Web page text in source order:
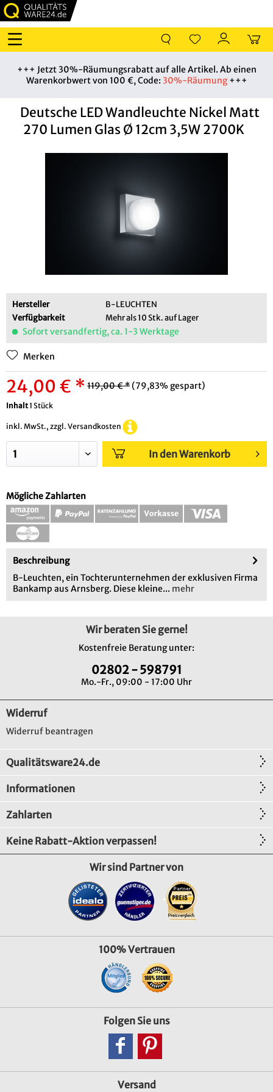
+++ Jetzt 30%-Räumungsrabatt auf alle Artikel. Ab einen
Warenkorbwert von 100 €, Code: 30%-Räumung+++
Deutsche LED Wandleuchte Nickel Matt
270 Lumen Glas Ø 12cm 3,5W 2700K
Hersteller
B-LEUCHTEN
Verfügbarkeit
Mehr als 10 Stk. auf Lager
Sofort versandfertig, ca. 1-3 Werktage
Merken
24,00 € * 119,00 € *(79,83% gespart)
Inhalt1 Stück
inkl. MwSt., zzgl. Versandkosten
In den Warenkorb
Mögliche Zahlarten
Beschreibung
B-Leuchten, ein Tochterunternehmen der exklusiven Firma
Bankamp aus Arnsberg. Diese kleine... mehr
Wir beraten Sie gerne!
Kostenfreie Beratung unter:
02802 - 598791
Mo.-Fr., 09:00 - 17:00 Uhr
Widerruf
Widerruf beantragen
Qualitätsware24.de
Informationen
Zahlarten
Keine Rabatt-Aktion verpassen!
Wir sind Partner von
100% Vertrauen
Folgen Sie uns
Versand